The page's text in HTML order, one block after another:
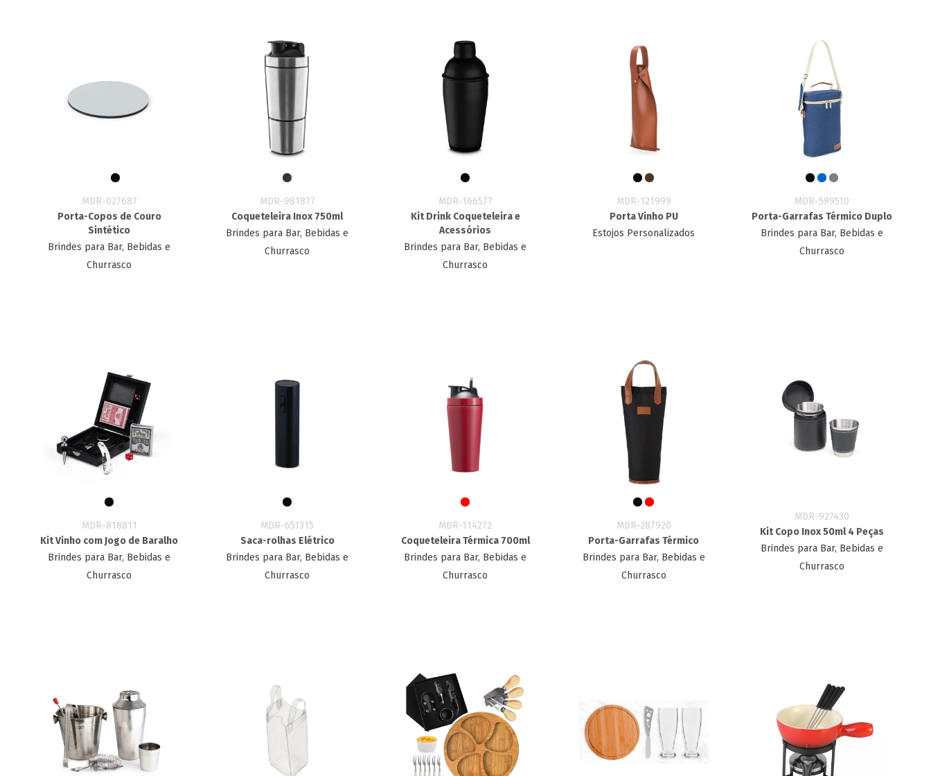
MDR-027687
Porta-Copos de Couro
Sintético
Brindes para Bar, Bebidas e
Churrasco
MDR-981877
Coqueteleira Inox 750ml
Brindes para Bar, Bebidas e
Churrasco
MDR-166577
Kit Drink Coqueteleira e
Acessórios
Brindes para Bar, Bebidas e
Churrasco
MDR-121999
Porta Vinho PU
Estojos Personalizados
MDR-599510
Porta-Garrafas Térmico Duplo
Brindes para Bar, Bebidas e
Churrasco
MDR-818811
Kit Vinho com Jogo de Baralho
Brindes para Bar, Bebidas e
Churrasco
MDR-651315
Saca-rolhas Elétrico
Brindes para Bar, Bebidas e
Churrasco
MDR-114272
Coqueteleira Térmica 700ml
Brindes para Bar, Bebidas e
Churrasco
MDR-287920
Porta-Garrafas Térmico
Brindes para Bar, Bebidas e
Churrasco
MDR-927430
Kit Copo Inox 50ml 4 Peças
Brindes para Bar, Bebidas e
Churrasco